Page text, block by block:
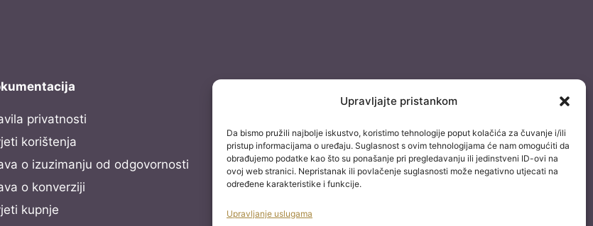
Upravljajte pristankom
Da bismo pružili najbolje iskustvo, koristimo tehnologije poput kolačića za čuvanje i/ili
pristup informacijama o uređaju. Suglasnost s ovim tehnologijama će nam omogućiti da
obrađujemo podatke kao što su ponašanje pri pregledavanju ili jedinstveni ID-ovi na
ovoj web stranici. Nepristanak ili povlačenje suglasnosti može negativno utjecati na
određene karakteristike i funkcije.
Upravljanje uslugama
privatnosti
korištenja
o izuzimanju od odgovornosti
o konverziji
kupnje